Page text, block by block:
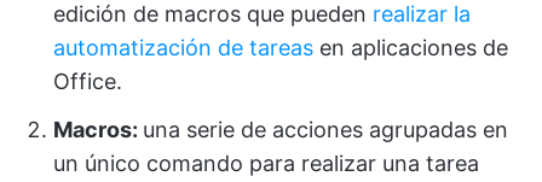
edición de macros que pueden realizar la
automatización de tareas en aplicaciones de
Office.
Macros: una serie de acciones agrupadas en
un único comando para realizar una tarea